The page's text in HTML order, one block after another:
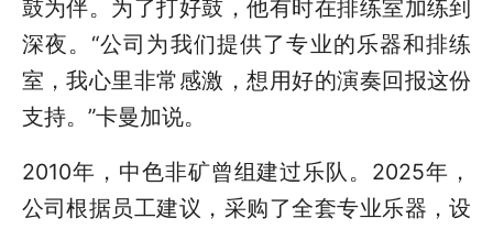
鼓为伴。为了打好鼓，他有时在排练室加练到
深夜。“公司为我们提供了专业的乐器和排练
室，我心里非常感激，想用好的演奏回报这份
支持。”卡曼加说。
2010年，中色非矿曾组建过乐队。2025年，
公司根据员工建议，采购了全套专业乐器，设